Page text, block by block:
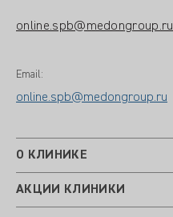
online.spb@medongroup.ru
Email:
online.spb@medongroup.ru
О КЛИНИКЕ
АКЦИИ КЛИНИКИ